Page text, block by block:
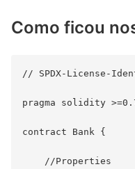
Como ficou
// SPDX-License-
pragma solidity
contract Bank {
    //Properties